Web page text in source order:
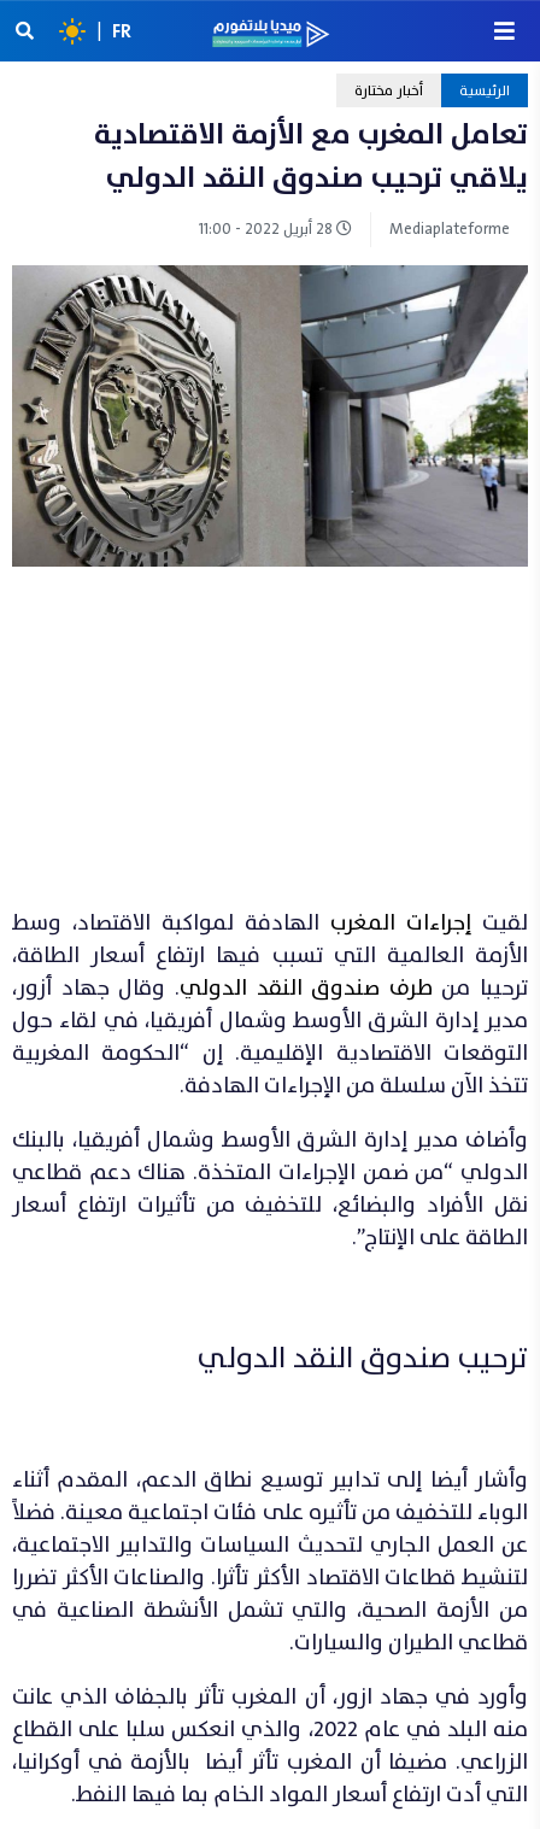
FR
|
الرئيسية أخبار مختارة
تعامل المغرب مع الأزمة الاقتصادية
يلاقي ترحيب صندوق النقد الدولي
Mediaplateforme
لقيت إجراءات المغرب الهادفة لمواكبة الاقتصاد، وسط
الأزمة العالمية التي تسبب فيها ارتفاع أسعار الطاقة،
ترحيبا من طرف صندوق النقد الدولي. وقال جهاد أزور،
مدير إدارة الشرق الأوسط وشمال أفريقيا، في لقاء حول
التوقعات الاقتصادية الإقليمية. إن “الحكومة المغربية
تتخذ الآن سلسلة من الإجراءات الهادفة.
وأضاف مدير إدارة الشرق الأوسط وشمال أفريقيا، بالبنك
الدولي “من ضمن الإجراءات المتخذة. هناك دعم قطاعي
نقل الأفراد والبضائع، للتخفيف من تأثيرات ارتفاع أسعار
الطاقة على الإنتاج”.
ترحيب صندوق النقد الدولي
وأشار أيضا إلى تدابير توسيع نطاق الدعم، المقدم أثناء
الوباء للتخفيف من تأثيره على فئات اجتماعية معينة. فضلاً
عن العمل الجاري لتحديث السياسات والتدابير الاجتماعية،
لتنشيط قطاعات الاقتصاد الأكثر تأثرا. والصناعات الأكثر تضررا
من الأزمة الصحية، والتي تشمل الأنشطة الصناعية في
قطاعي الطيران والسيارات.
وأورد في جهاد ازور، أن المغرب تأثر بالجفاف الذي عانت
منه البلد في عام 2022، والذي انعكس سلبا على القطاع
الزراعي. مضيفا أن المغرب تأثر أيضا بالأزمة في أوكرانيا،
التي أدت ارتفاع أسعار المواد الخام بما فيها النفط.